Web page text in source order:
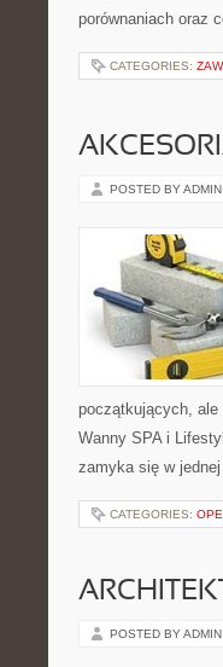
porównaniach oraz
CATEGORIES:
POSTED BY ADMIN
początkujących, ale
Wanny SPA i
zamyka się w
CATEGORIES:
POSTED BY ADMIN